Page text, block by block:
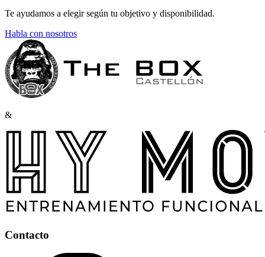
Te ayudamos a elegir según tu objetivo y disponibilidad.
Habla con nosotros
&
Contacto